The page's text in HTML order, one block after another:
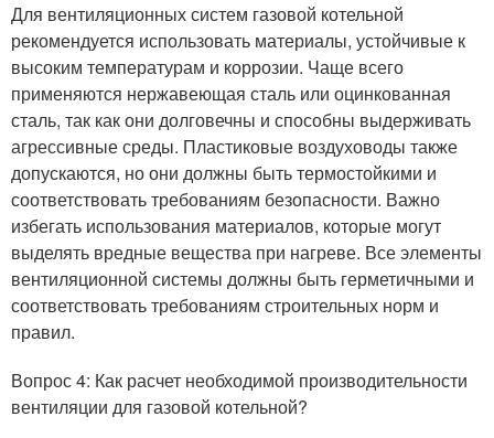
Для вентиляционных систем газовой котельной
рекомендуется использовать материалы, устойчивые к
высоким температурам и коррозии. Чаще всего
применяются нержавеющая сталь или оцинкованная
сталь, так как они долговечны и способны выдерживать
агрессивные среды. Пластиковые воздуховоды также
допускаются, но они должны быть термостойкими и
соответствовать требованиям безопасности. Важно
избегать использования материалов, которые могут
выделять вредные вещества при нагреве. Все элементы
вентиляционной системы должны быть герметичными и
соответствовать требованиям строительных норм и
правил.
Вопрос 4: Как расчет необходимой производительности
вентиляции для газовой котельной?